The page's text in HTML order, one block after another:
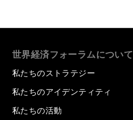
世界経済フォーラムについて
私たちのストラテジー
私たちのアイデンティティ
私たちの活動